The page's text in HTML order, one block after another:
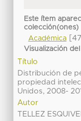
Este ítem
colección(ones)
Académica
Visualización
Título
Distribución de
propiedad
Unidos, 2008-
Autor
TELLEZ